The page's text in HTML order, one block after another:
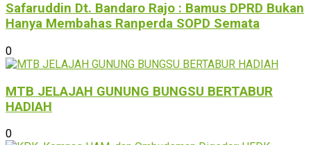
Safaruddin Dt. Bandaro Rajo : Bamus DPRD Bukan
Hanya Membahas Ranperda SOPD Semata
0
MTB JELAJAH GUNUNG BUNGSU BERTABUR
HADIAH
0